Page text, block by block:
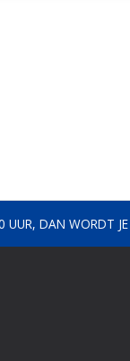
UUR, DAN WORDT